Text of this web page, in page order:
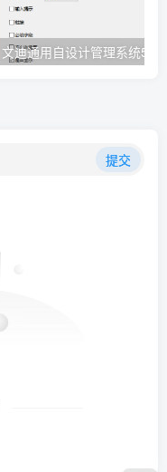
文迪通用自设计管理系统
提交